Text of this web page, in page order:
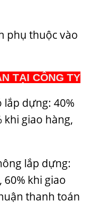
phụ thuộc vào
TẠI CÔNG TY
dựng: 40%
khi giao hàng,
lắp dựng:
60% khi giao
thanh toán